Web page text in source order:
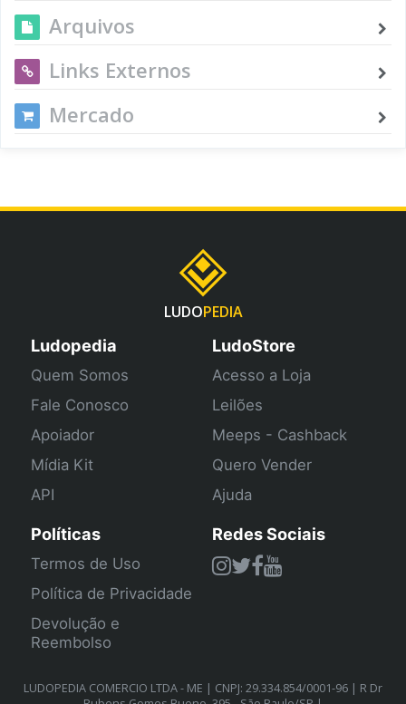
Arquivos
Links Externos
Mercado
LUDOPEDIA
Ludopedia
Quem Somos
Fale Conosco
Apoiador
Mídia Kit
API
LudoStore
Acesso a Loja
Leilões
Meeps - Cashback
Quero Vender
Ajuda
Políticas
Termos de Uso
Política de Privacidade
Devolução e
Reembolso
Redes Sociais
LUDOPEDIA COMERCIO LTDA - ME | CNPJ: 29.334.854/0001-96 | R Dr